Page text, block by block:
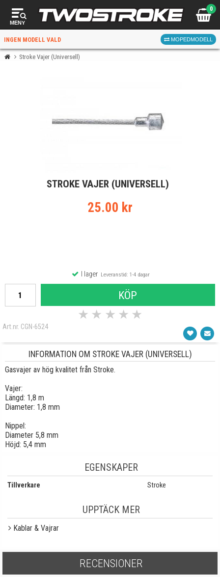
MENY
0
INGEN MODELL VALD MOPEDMODELL
När du valt kommer butiken visa delar för vald moped
Stroke Vajer (Universell)
STROKE VAJER (UNIVERSELL)
25.00 kr
I lagerLeveranstid: 1-4 dagar
KÖP
★ ★ ★ ★ ★
Art.nr. CGN-6524
INFORMATION OM STROKE VAJER (UNIVERSELL)
Gasvajer av hög kvalitet från Stroke.
Vajer:
Längd: 1,8 m
Diameter: 1,8 mm
Nippel:
Diameter 5,8 mm
Höjd: 5,4 mm
EGENSKAPER
Tillverkare Stroke
UPPTÄCK MER
Kablar & Vajrar
RECENSIONER